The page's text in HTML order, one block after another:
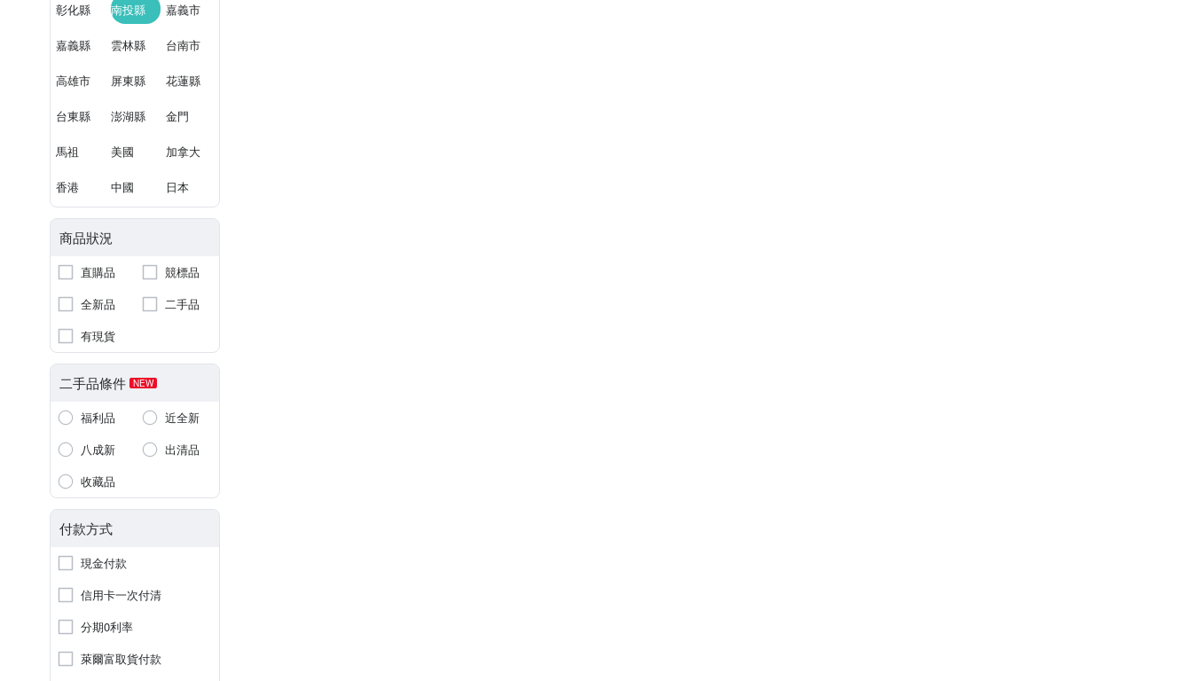
彰化縣 南投縣 嘉義市
嘉義縣 雲林縣 台南市
高雄市 屏東縣 花蓮縣
台東縣 澎湖縣 金門
馬祖 美國 加拿大
香港 中國 日本
商品狀況
直購品
競標品
全新品
二手品
有現貨
二手品條件 NEW
福利品
近全新
八成新
出清品
收藏品
付款方式
現金付款
信用卡一次付清
分期0利率
萊爾富取貨付款